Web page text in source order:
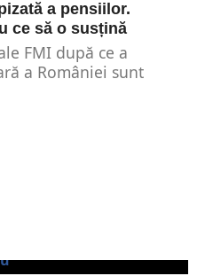
a pensiilor.
ce să o susțină
FMI după ce a
a României sunt